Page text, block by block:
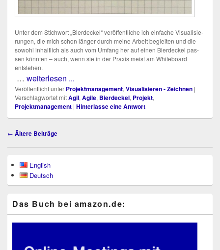
Unter dem Stich­wort „Bier­de­ckel“ ver­öf­fent­li­che ich ein­fa­che Visua­li­sie­
run­gen, die mich schon län­ger durch mei­ne Arbeit beglei­ten und die
sowohl inhalt­lich als auch vom Umfang her auf einen Bier­de­ckel pas­
sen könn­ten – auch, wenn sie in der Pra­xis meist am White­board
entstehen.
… weiterlesen ...
Veröffentlicht unter Projektmanagement, Visualisieren - Zeichnen |
Verschlagwortet mitAgil, Agile, Bierdeckel, Projekt,
Projektmanagement | Hinterlasse eine Antwort
Beitragsnavigation
← Ältere Beiträge
Seitenleisten-
Widgetbereich
English
Deutsch
Das Buch bei ama​zon​.de: